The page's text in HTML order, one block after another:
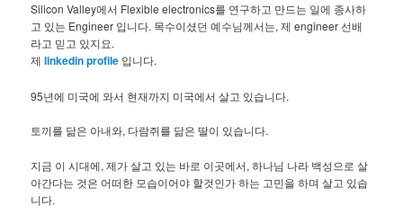
Silicon Valley에서 Flexible electronics를 연구하고 만드는 일에 종사하
고 있는 Engineer 입니다. 목수이셨던 예수님께서는, 제 engineer 선배
라고 믿고 있지요.
제linkedin profile 입니다.
95년에 미국에 와서 현재까지 미국에서 살고 있습니다.
토끼를 닮은 아내와, 다람쥐를 닮은 딸이 있습니다.
지금 이 시대에, 제가 살고 있는 바로 이곳에서, 하나님 나라 백성으로 살
아간다는 것은 어떠한 모습이어야 할것인가 하는 고민을 하며 살고 있습
니다.